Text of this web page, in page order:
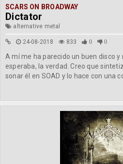
SCARS ON BROADWAY
Dictator
alternative metal
24-08-2018 833 0 0
A mí me ha parecido un buen disco
esperaba, la verdad. Creo que
sonar él en SOAD y lo hace con una